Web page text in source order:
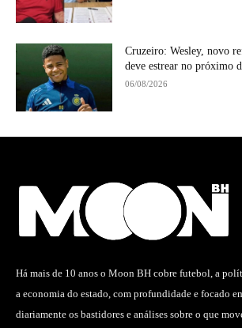
Cruzeiro: Wesley, novo
deve estrear no próximo
06/08/2026
Há mais de 10 anos o Moon BH cobre futebol, a
a economia do estado, com profundidade e focado
diariamente os bastidores e análises sobre o que